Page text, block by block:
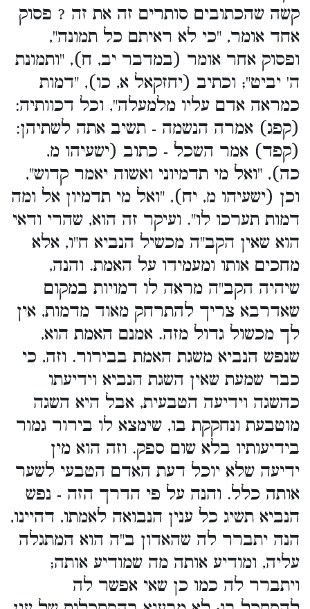
קשה שהכתובים סותרים זה את זה ? פסוק
אחד אומר, "כי לא ראיתם כל תמונה",
ופסוק אחר אומר (במדבר יב, ח), "ותמונת
ה' יביט"; וכתיב (יחזקאל א, כו), "דמות
כמראה אדם עליו מלמעלה", וכל דכוותיה:
(קפג) אמרה הנשמה - תשיב אתה לשתיהן:
(קפד) אמר השכל - כתוב (ישעיהו מ,
כה), "ואל מי תדמיוני ואשוה יאמר קדוש",
וכן (ישעיהו מ, יח), "ואל מי תדמיון אל ומה
דמות תערכו לו". ועיקר זה הוא, שהרי ודאי
הוא שאין הקב"ה מכשיל הנביא ח"ו, אלא
מחכים אותו ומעמידו על האמת. והנה,
שיהיה הקב"ה מראה לו דמויות במקום
שאדרבא צריך להתרחק מאוד מדמות, אין
לך מכשול גדול מזה. אמנם האמת הוא,
שנפש הנביא משגת האמת בבירור. וזה, כי
כבר שמעת שאין השגת הנביא וידיעתו
כהשגה וידיעה הטבעית, אבל היא השגה
מוטבעת ונחקקת בו, שימצא לו בירור גמור
בידיעותיו בלא שום ספק. וזה הוא מין
ידיעה שלא יוכל דעת האדם הטבעי לשער
אותה כלל. והנה על פי הדרך הזה - נפש
הנביא תשיג כל ענין הנבואה לאמתו, דהיינו,
הנה יתברר לה שהאדון ב"ה הוא המתגלה
עליה, ומודיע אותה מה שמודיע אותה;
ויתברר לה כמו כן שאי אפשר לה